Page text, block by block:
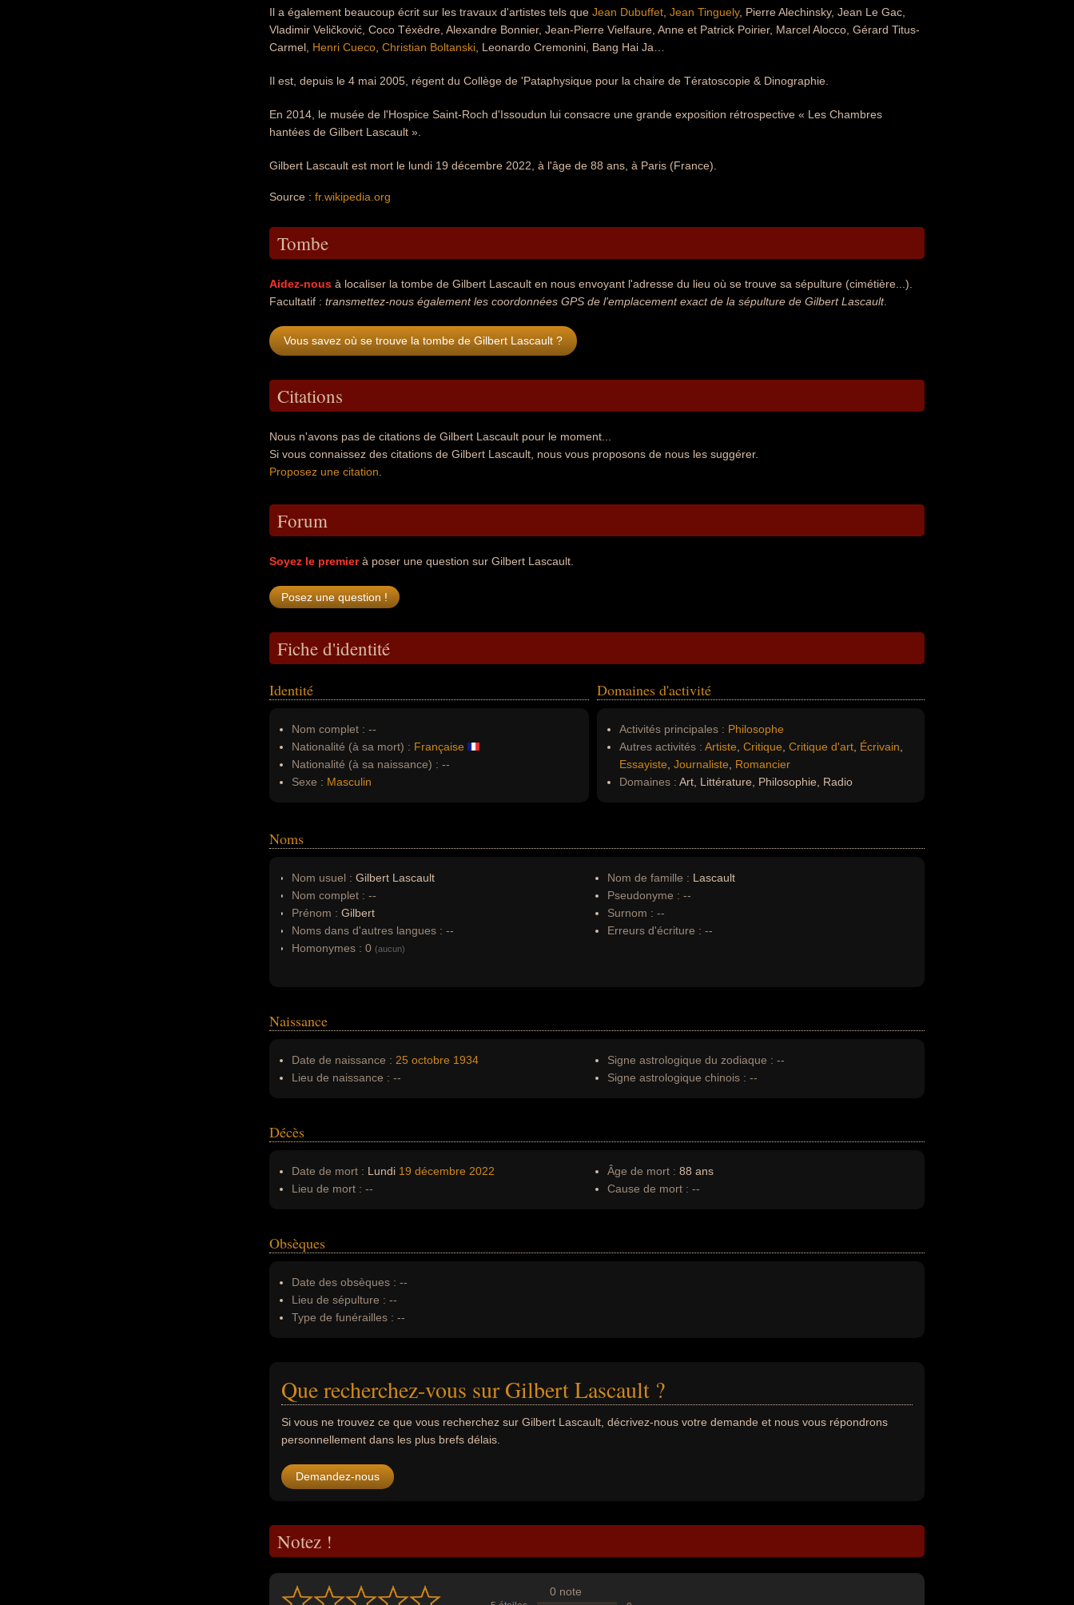
Il a également beaucoup écrit sur les travaux d'artistes tels que Jean Dubuffet Jean Tinguely, Pierre Alechinsky, Jean Le Gac,
Vladimir Veličković, Coco Téxèdre, Alexandre Bonnier, Jean-Pierre Vielfaure, Anne et Patrick Poirier, Marcel Alocco, Gérard Titus-
Carmel, Henri Cueco Christian Boltanski , Leonardo Cremonini, Bang Hai Ja…
Il est, depuis le 4 mai 2005, régent du Collège de 'Pataphysique pour la chaire de Tératoscopie & Dinographie.
En 2014, le musée de l'Hospice Saint-Roch d'Issoudun lui consacre une grande exposition rétrospective « Les Chambres
hantées de Gilbert Lascault ».
Gilbert Lascault est mort le lundi 19 décembre 2022, à l'âge de 88 ans, à Paris (France).
Source : fr.wikipedia.org
Tombe
Aidez-nous à localiser la tombe de Gilbert Lascault en nous envoyant l'adresse du lieu où se trouve sa sépulture (cimétière...).
Facultatif : transmettez-nous également les coordonnées GPS de l'emplacement exact de la sépulture de Gilbert Lascault.
Vous savez où se trouve la tombe de Gilbert Lascault ?
Citations
Nous n'avons pas de citations de Gilbert Lascault pour le moment...
Si vous connaissez des citations de Gilbert Lascault, nous vous proposons de nous les suggérer.
Proposez une citation
Forum
Soyez le premierà poser une question sur Gilbert Lascault.
Fiche d'identité
Identité
Nom complet : --
Nationalité (à sa mort) : Française
Nationalité (à sa naissance) : --
Sexe : Masculin
Domaines d'activité
Activités principales : Philosophe
Autres activités : Artiste Critique Critique d'art Écrivain
Essayiste Journaliste
Romancier
Domaines : Art, Littérature, Philosophie, Radio
Noms
Nom usuel : Gilbert Lascault
Nom complet : --
Prénom : Gilbert
Noms dans d'autres langues : --
Homonymes : 0 (aucun)
Nom de famille : Lascault
Pseudonyme : --
Surnom : --
Erreurs d'écriture : --
Naissance
Date de naissance : 25 octobre 1934
Lieu de naissance : --
Signe astrologique du zodiaque : --
Signe astrologique chinois : --
Décès
Date de mort : Lundi 19 décembre 2022
Lieu de mort : --
Âge de mort : 88 ans
Cause de mort : --
Obsèques
Date des obsèques : --
Lieu de sépulture : --
Type de funérailles : --
Que recherchez-vous sur Gilbert Lascault ?
Si vous ne trouvez ce que vous recherchez sur Gilbert Lascault, décrivez-nous votre demande et nous vous répondrons
personnellement dans les plus brefs délais.
Demandez-nous
Notez !
0 note